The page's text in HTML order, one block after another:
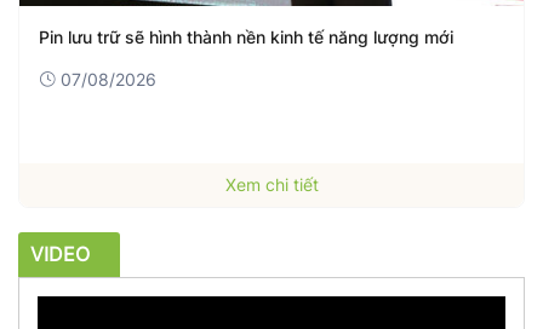
Ngành Ngoại giao: Phát huy vai trò lãnh đạo của tổ chức
Xem chi tiết
VIDEO